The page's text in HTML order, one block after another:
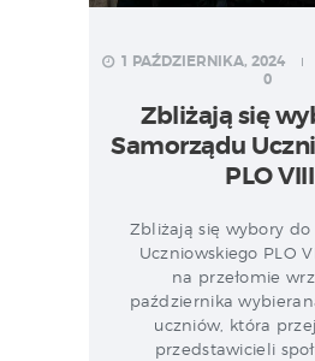
1 PAŹDZIERNIKA, 2024
0
Zbliżają się
Samorządu
PLO VIII
Zbliżają się wybory
Uczniowskiego PLO
na przełomie
października
uczniów, która
przedstawicieli